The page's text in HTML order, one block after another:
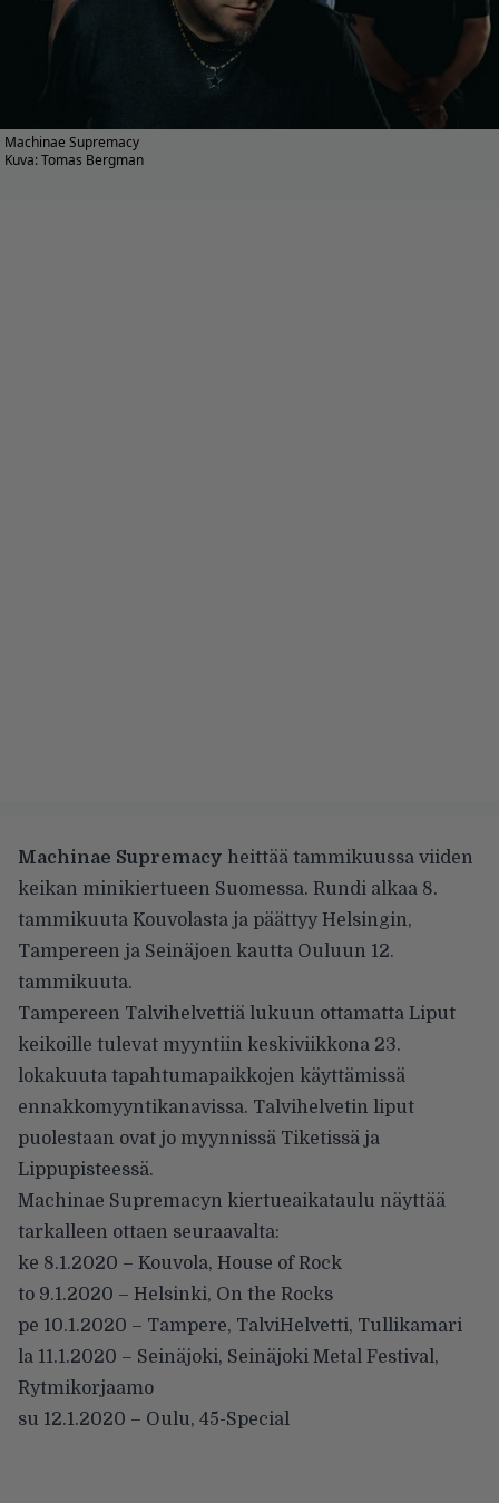
Machinae Supremacy
Kuva: Tomas Bergman
Machinae Supremacy heittää tammikuussa viiden
keikan minikiertueen Suomessa. Rundi alkaa 8.
tammikuuta Kouvolasta ja päättyy Helsingin,
Tampereen ja Seinäjoen kautta Ouluun 12.
tammikuuta.
Tampereen Talvihelvettiä lukuun ottamatta Liput
keikoille tulevat myyntiin keskiviikkona 23.
lokakuuta tapahtumapaikkojen käyttämissä
ennakkomyyntikanavissa. Talvihelvetin liput
puolestaan ovat jo myynnissä Tiketissä ja
Lippupisteessä.
Machinae Supremacyn kiertueaikataulu näyttää
tarkalleen ottaen seuraavalta:
ke 8.1.2020 – Kouvola, House of Rock
to 9.1.2020 – Helsinki, On the Rocks
pe 10.1.2020 – Tampere, TalviHelvetti, Tullikamari
la 11.1.2020 – Seinäjoki, Seinäjoki Metal Festival,
Rytmikorjaamo
su 12.1.2020 – Oulu, 45-Special